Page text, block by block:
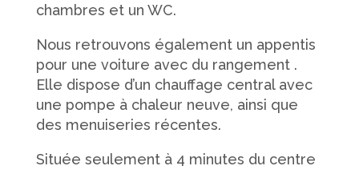
chambres et un WC.
Nous retrouvons également un appentis
pour une voiture avec du rangement .
Elle dispose d’un chauffage central avec
une pompe à chaleur neuve, ainsi que
des menuiseries récentes.
Située seulement à 4 minutes du centre